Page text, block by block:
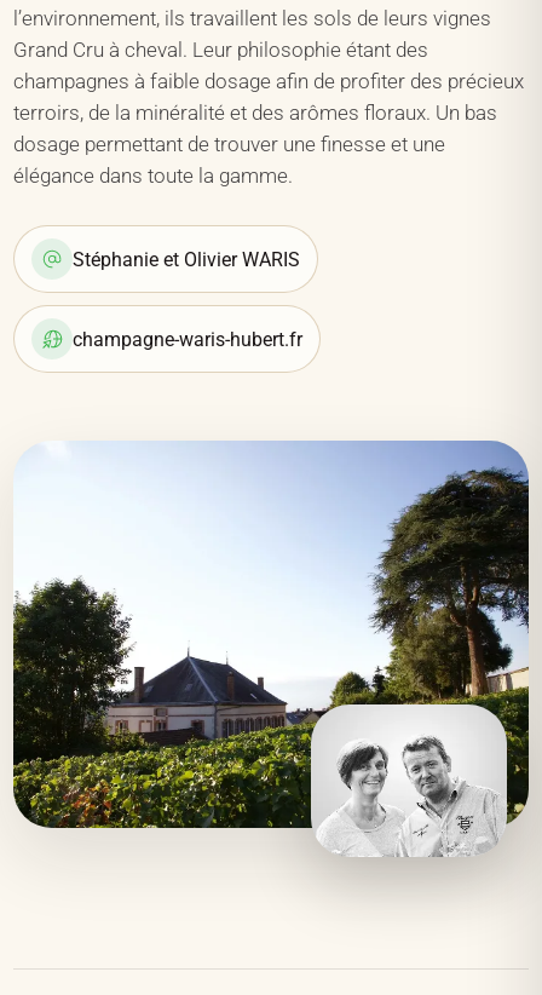
l’environnement, ils travaillent les sols de leurs vignes
Grand Cru à cheval. Leur philosophie étant des
champagnes à faible dosage afin de profiter des précieux
terroirs, de la minéralité et des arômes floraux. Un bas
dosage permettant de trouver une finesse et une
élégance dans toute la gamme.
Stéphanie et Olivier WARIS
champagne-waris-hubert.fr